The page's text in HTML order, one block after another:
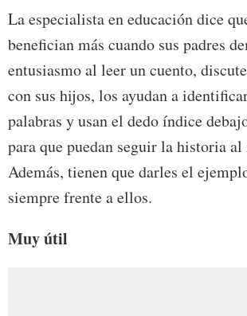
La especialista en educación dice
benefician más cuando sus padres
entusiasmo al leer un cuento,
con sus hijos, los ayudan a
palabras y usan el dedo índice
para que puedan seguir la historia
Además, tienen que darles el
siempre frente a ellos.
Muy útil